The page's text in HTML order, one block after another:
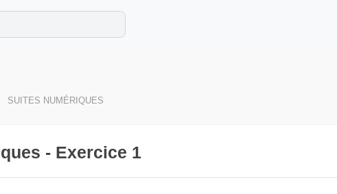
les maths cet été !
avec des exercices corrigés en vidéo.
SUITES NUMÉRIQUES
- Exercice 1